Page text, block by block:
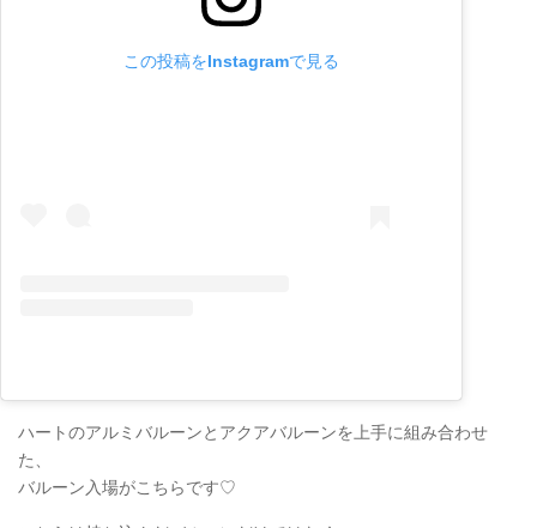
この投稿をInstagramで見る
ハートのアルミバルーンとアクアバルーンを上手に組み合わせ
た、
バルーン入場がこちらです♡